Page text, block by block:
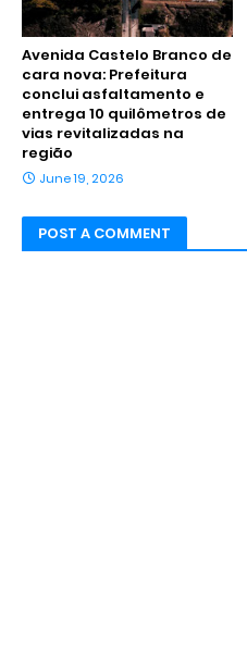
Avenida Castelo Branco de
cara nova: Prefeitura
conclui asfaltamento e
entrega 10 quilômetros de
vias revitalizadas na
região
June 19, 2026
POST A COMMENT